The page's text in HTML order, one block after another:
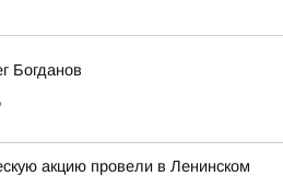
Богданов
акцию провели в Ленинском